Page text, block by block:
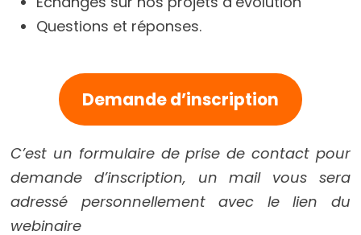
Questions et réponses.
Demande d’inscription
C’est un formulaire de prise de contact pour
demande d’inscription, un mail vous sera
adressé personnellement avec le lien du
webinaire